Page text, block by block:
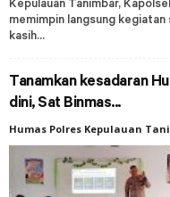
Kepulauan Tanimbar,
memimpin langsung
kasih...
Tanamkan kesadaran
dini, Sat Binmas...
Humas Polres Kepulauan